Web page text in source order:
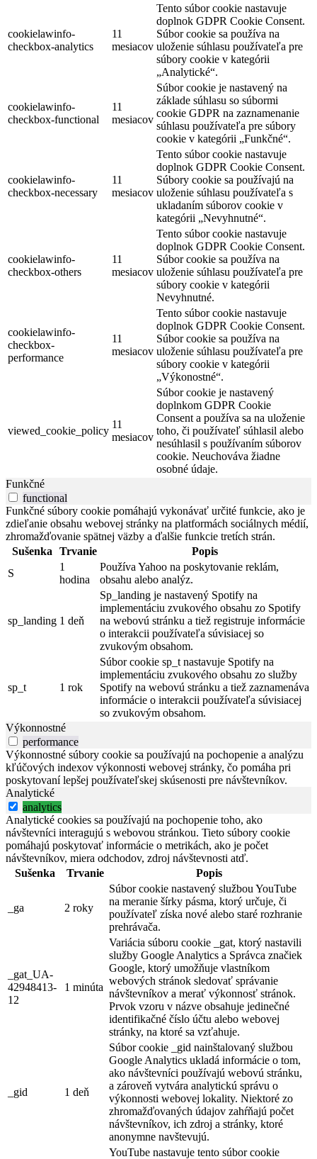
cookielawinfo-
checkbox-analytics
11
mesiacov
Tento súbor cookie nastavuje
doplnok GDPR Cookie Consent.
Súbor cookie sa používa na
uloženie súhlasu používateľa pre
súbory cookie v kategórii
„Analytické“.
cookielawinfo-
checkbox-functional
11
mesiacov
Súbor cookie je nastavený na
základe súhlasu so súbormi
cookie GDPR na zaznamenanie
súhlasu používateľa pre súbory
cookie v kategórii „Funkčné“.
cookielawinfo-
checkbox-necessary
11
mesiacov
Tento súbor cookie nastavuje
doplnok GDPR Cookie Consent.
Súbory cookie sa používajú na
uloženie súhlasu používateľa s
ukladaním súborov cookie v
kategórii „Nevyhnutné“.
cookielawinfo-
checkbox-others
11
mesiacov
Tento súbor cookie nastavuje
doplnok GDPR Cookie Consent.
Súbor cookie sa používa na
uloženie súhlasu používateľa pre
súbory cookie v kategórii
Nevyhnutné.
cookielawinfo-
checkbox-
performance
11
mesiacov
Tento súbor cookie nastavuje
doplnok GDPR Cookie Consent.
Súbor cookie sa používa na
uloženie súhlasu používateľa pre
súbory cookie v kategórii
„Výkonostné“.
viewed_cookie_policy
11
mesiacov
Súbor cookie je nastavený
doplnkom GDPR Cookie
Consent a používa sa na uloženie
toho, či používateľ súhlasil alebo
nesúhlasil s používaním súborov
cookie. Neuchováva žiadne
osobné údaje.
Funkčné
functional
Funkčné súbory cookie pomáhajú vykonávať určité funkcie, ako je
zdieľanie obsahu webovej stránky na platformách sociálnych médií,
zhromažďovanie spätnej väzby a ďalšie funkcie tretích strán.
Sušenka Trvanie
Popis
S
1
hodina
Používa Yahoo na poskytovanie reklám,
obsahu alebo analýz.
sp_landing 1 deň
Sp_landing je nastavený Spotify na
implementáciu zvukového obsahu zo Spotify
na webovú stránku a tiež registruje informácie
o interakcii používateľa súvisiacej so
zvukovým obsahom.
sp_t 1 rok
Súbor cookie sp_t nastavuje Spotify na
implementáciu zvukového obsahu zo služby
Spotify na webovú stránku a tiež zaznamenáva
informácie o interakcii používateľa súvisiacej
so zvukovým obsahom.
Výkonnostné
performance
Výkonnostné súbory cookie sa používajú na pochopenie a analýzu
kľúčových indexov výkonnosti webovej stránky, čo pomáha pri
poskytovaní lepšej používateľskej skúsenosti pre návštevníkov.
Analytické
analytics
Analytické cookies sa používajú na pochopenie toho, ako
návštevníci interagujú s webovou stránkou. Tieto súbory cookie
pomáhajú poskytovať informácie o metrikách, ako je počet
návštevníkov, miera odchodov, zdroj návštevnosti atď.
Sušenka
Trvanie Popis
_ga 2 roky
Súbor cookie nastavený službou YouTube
na meranie šírky pásma, ktorý určuje, či
používateľ získa nové alebo staré rozhranie
prehrávača.
_gat_UA-
42948413-
12
1 minúta
Variácia súboru cookie _gat, ktorý nastavili
služby Google Analytics a Správca značiek
Google, ktorý umožňuje vlastníkom
webových stránok sledovať správanie
návštevníkov a merať výkonnosť stránok.
Prvok vzoru v názve obsahuje jedinečné
identifikačné číslo účtu alebo webovej
stránky, na ktoré sa vzťahuje.
_gid 1 deň
Súbor cookie _gid nainštalovaný službou
Google Analytics ukladá informácie o tom,
ako návštevníci používajú webovú stránku,
a zároveň vytvára analytickú správu o
výkonnosti webovej lokality. Niektoré zo
zhromažďovaných údajov zahŕňajú počet
návštevníkov, ich zdroj a stránky, ktoré
anonymne navštevujú.
YouTube nastavuje tento súbor cookie